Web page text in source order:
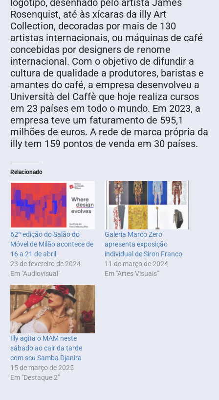
Rosenquist, até às xícaras da illy Art
Collection, decoradas por mais de 130
artistas internacionais, ou máquinas de café
concebidas por designers de renome
internacional. Com o objetivo de difundir a
cultura de qualidade a produtores, baristas e
amantes do café, a empresa desenvolveu a
Università del Caffè que hoje realiza cursos
em 23 países em todo o mundo. Em 2023, a
empresa teve um faturamento de 595,1
milhões de euros. A rede de marca própria da
illy tem 159 pontos de venda em 30 países.
Relacionado
62ª edição do Salão do
Móvel de Milão acontece de
16 a 21 de abril
23 de fevereiro de 2024
Em "Audiovisual"
Galeria Marco Zero
apresenta exposição
individual de Siron Franco
11 de março de 2024
Em "Artes Visuais"
Illy agita o MAM neste
sábado ao cair da tarde
com seu Samba Djanira
15 de março de 2025
Em "Destaque 2"